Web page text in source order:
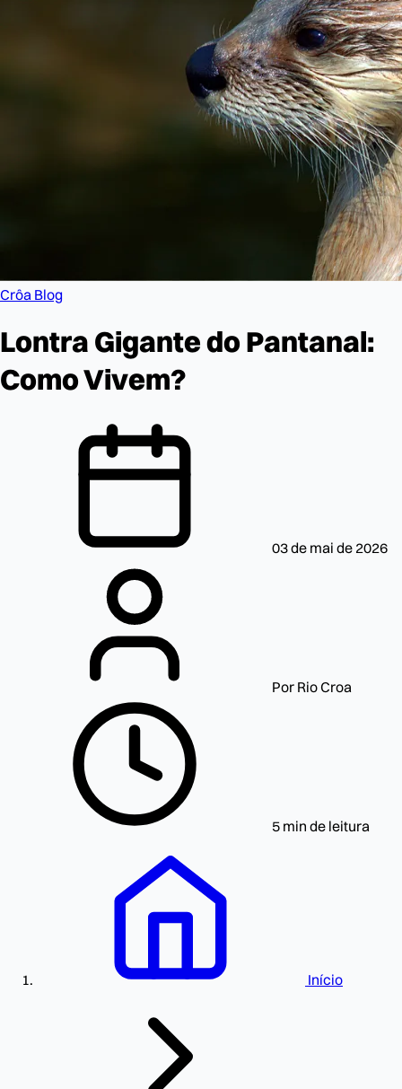
Crôa Blog
Lontra Gigante do Pantanal:
Como Vivem?
03 de mai de 2026
Por Rio Croa
5 min de leitura
Início